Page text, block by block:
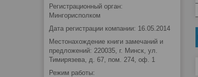
Регистрационный орган:
Мингорисполком
Дата регистрации компании: 16.05.2014
Местонахождение книги замечаний и
предложений: 220035, г. Минск, ул.
Тимирязева, д. 67, пом. 274, оф. 1
Режим работы: